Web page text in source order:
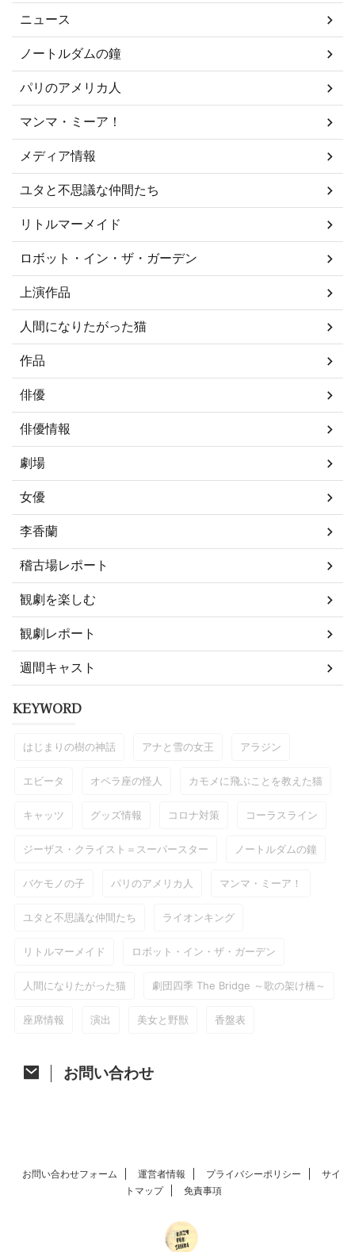
ニュース
ノートルダムの鐘
パリのアメリカ人
マンマ・ミーア！
メディア情報
ユタと不思議な仲間たち
リトルマーメイド
ロボット・イン・ザ・ガーデン
上演作品
人間になりたがった猫
作品
俳優
俳優情報
劇場
女優
李香蘭
稽古場レポート
観劇を楽しむ
観劇レポート
週間キャスト
KEYWORD
はじまりの樹の神話 アナと雪の女王 アラジン
エビータ オペラ座の怪人 カモメに飛ぶことを教えた猫
キャッツ グッズ情報 コロナ対策 コーラスライン
ジーザス・クライスト＝スーパースター ノートルダムの鐘
バケモノの子 パリのアメリカ人 マンマ・ミーア！
ユタと不思議な仲間たち ライオンキング
リトルマーメイド ロボット・イン・ザ・ガーデン
人間になりたがった猫 劇団四季 The Bridge ～歌の架け橋～
座席情報 演出 美女と野獣 香盤表
お問い合わせ
お問い合わせフォーム 運営者情報 プライバシーポリシー
サイ
トマップ
免責事項